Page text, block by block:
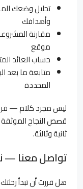
تحليل وضعك
وأهدافك
مقارنة
موقع
حساب العائد
متابعة ما بعد
المحددة
ليس مجرد كلام —
قصص النجاح
ثانية وثالثة.
تواصل معنا —